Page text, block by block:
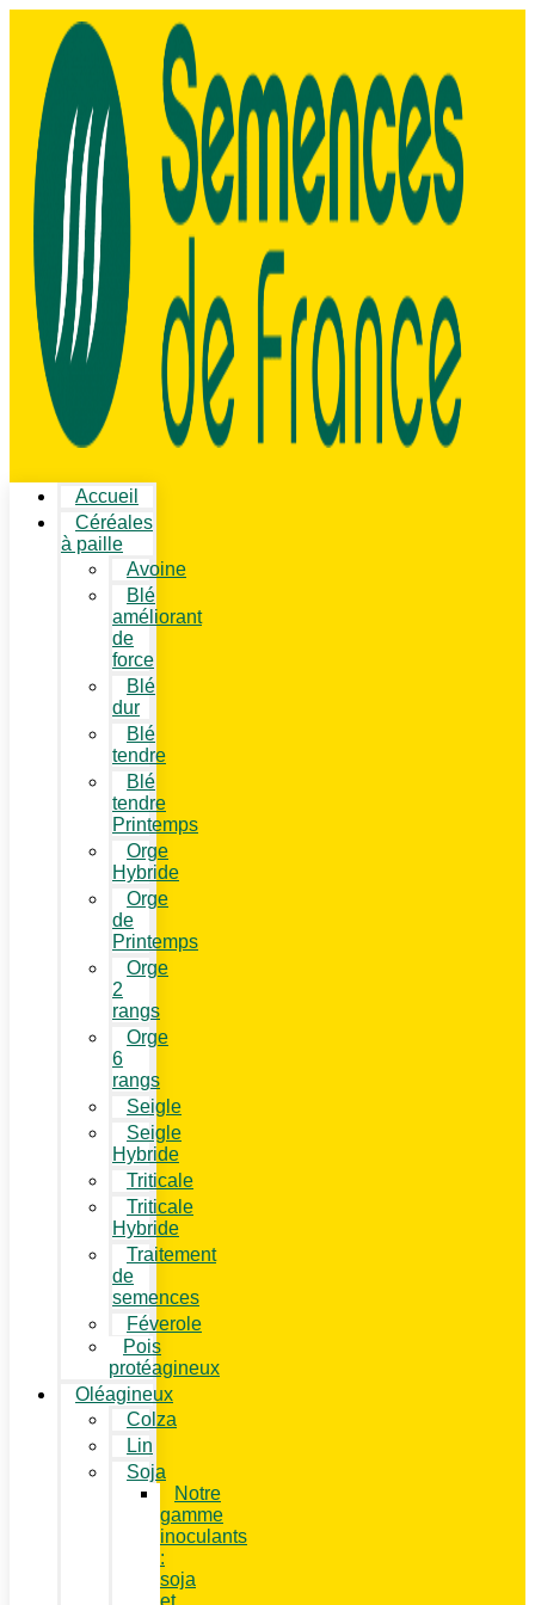
Accueil
Céréales
à paille
Avoine
Blé
améliorant
de
force
Blé
dur
Blé
tendre
Blé
tendre
Printemps
Orge
Hybride
Orge
de
Printemps
Orge
2
rangs
Orge
6
rangs
Seigle
Seigle
Hybride
Triticale
Triticale
Hybride
Traitement
de
semences
Féverole
Pois
protéagineux
Oléagineux
Colza
Lin
Soja
Notre
gamme
inoculants
:
soja
et